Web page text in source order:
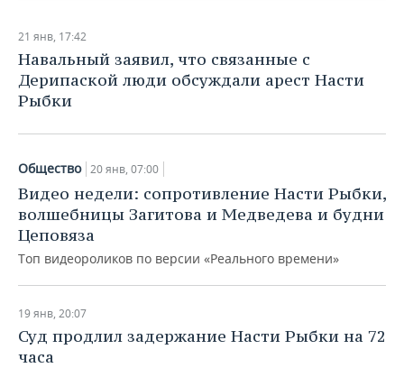
21 янв, 17:42
Навальный заявил, что связанные с
Дерипаской люди обсуждали арест Насти
Рыбки
Общество 20 янв, 07:00
Видео недели: сопротивление Насти Рыбки,
волшебницы Загитова и Медведева и будни
Цеповяза
Топ видеороликов по версии «Реального времени»
19 янв, 20:07
Суд продлил задержание Насти Рыбки на 72
часа